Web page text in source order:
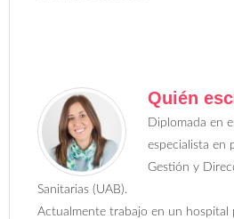
Quién
Diplomada en
especialista en
Gestión y
Sanitarias (UAB).
Actualmente trabajo en un hospital